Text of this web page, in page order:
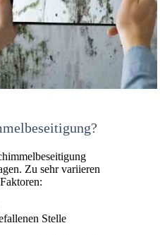
Zu sehr variieren
Stelle